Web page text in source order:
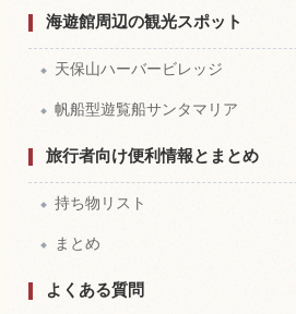
海遊館周辺の観光スポット
天保山ハーバービレッジ
帆船型遊覧船サンタマリア
旅行者向け便利情報とまとめ
持ち物リスト
まとめ
よくある質問